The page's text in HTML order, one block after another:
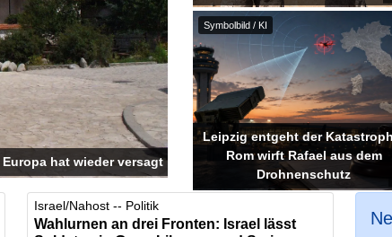
hat wieder versagt
Symbolbild / KI
Leipzig entgeht der
Rom wirft Rafael aus dem
Drohnenschutz
Israel/Nahost -- Politik
Wahlurnen an drei Fronten: Israel lässt